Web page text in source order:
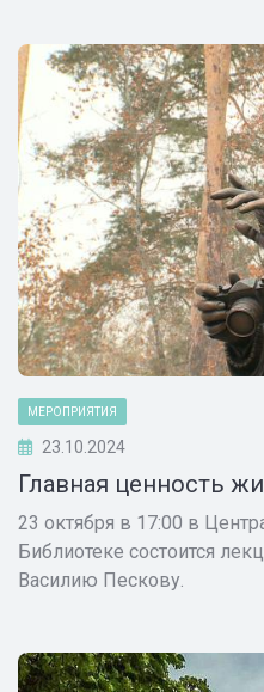
МЕРОПРИЯТИЯ
23.10.2024
Главная ценность
23 октября в 17:00 в
Библиотеке состоится
Василию Пескову.